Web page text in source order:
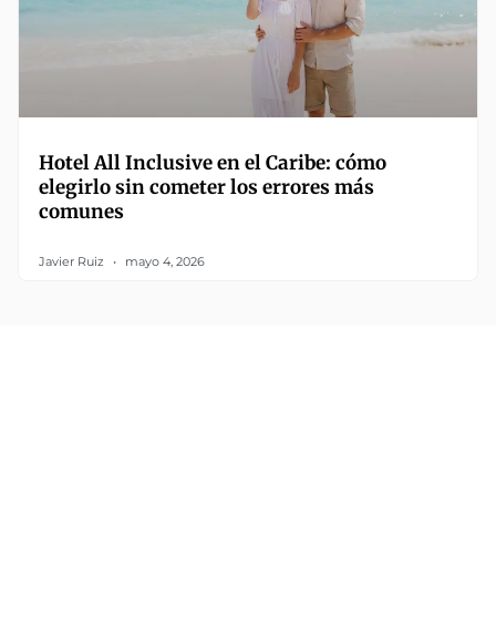
Hotel All Inclusive en el Caribe: cómo
elegirlo sin cometer los errores más
comunes
Javier Ruiz mayo 4, 2026